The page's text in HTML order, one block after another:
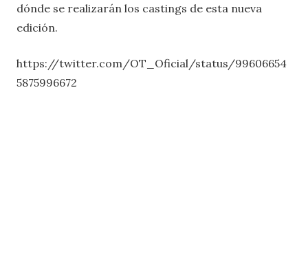
dónde se realizarán los castings de esta nueva
edición.
https://twitter.com/OT_Oficial/status/99606654
5875996672